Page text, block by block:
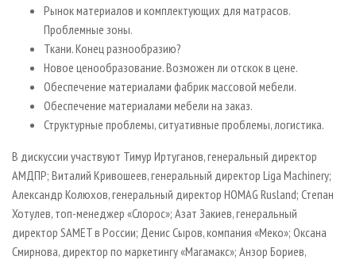
Рынок материалов и комплектующих для матрасов.
Проблемные зоны.
Ткани. Конец разнообразию?
Новое ценообразование. Возможен ли отскок в цене.
Обеспечение материалами фабрик массовой мебели.
Обеспечение материалами мебели на заказ.
Структурные проблемы, ситуативные проблемы, логистика.
В дискуссии участвуют Тимур Иртуганов, генеральный директор
АМДПР; Виталий Кривошеев, генеральный директор Liga Machinery;
Александр Колюхов, генеральный директор HOMAG Rusland; Степан
Хотулев, топ-менеджер «Слорос»; Азат Закиев, генеральный
директор SAMET в России; Денис Сыров, компания «Меко»; Оксана
Смирнова, директор по маркетингу «Магамакс»; Анзор Бориев,